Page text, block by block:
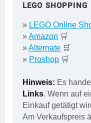
LEGO SHOPPING
» LEGO Online
»Amazon 🛒
»Alternate 🛒
» Proshop 🛒
Hinweis: Es
Links. Wenn auf
Einkauf getätigt
Am Verkaufspreis